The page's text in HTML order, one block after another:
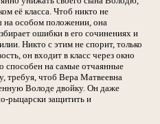
её класса. Чтоб никто не
на особом положении, она
ошибки в его сочинениях и
Никто с этим не спорит, только
он входит в класс через окно
способен на самые отчаянные
требуя, чтоб Вера Матвеевна
Володе двойку. Он даже
рыцарски защитить и